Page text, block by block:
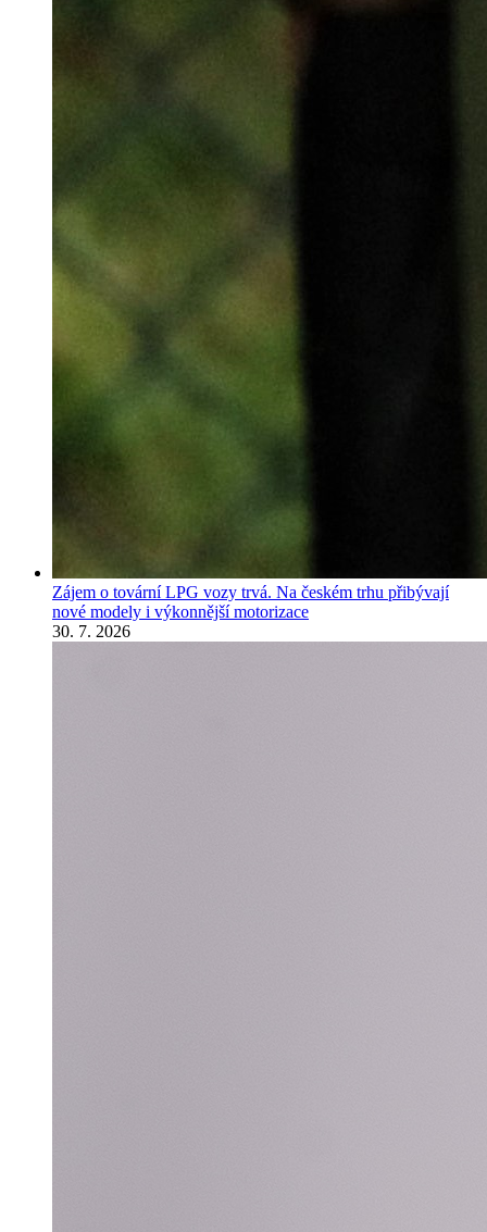
Zájem o tovární LPG vozy trvá. Na českém trhu přibývají
nové modely i výkonnější motorizace
30. 7. 2026